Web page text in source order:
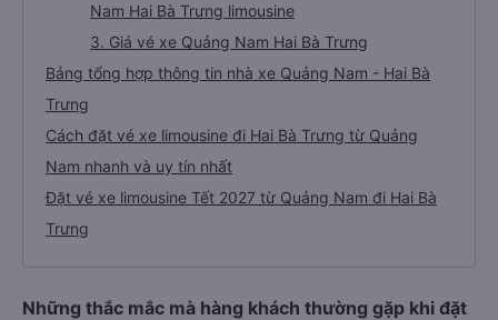
Nam Hai Bà Trưng limousine
3. Giá vé xe Quảng Nam Hai Bà Trưng
Bảng tổng hợp thông tin nhà xe Quảng Nam - Hai Bà
Trưng
Cách đặt vé xe limousine đi Hai Bà Trưng từ Quảng
Nam nhanh và uy tín nhất
Đặt vé xe limousine Tết 2027 từ Quảng Nam đi Hai Bà
Trưng
Những thắc mắc mà hàng khách thường gặp khi đặt